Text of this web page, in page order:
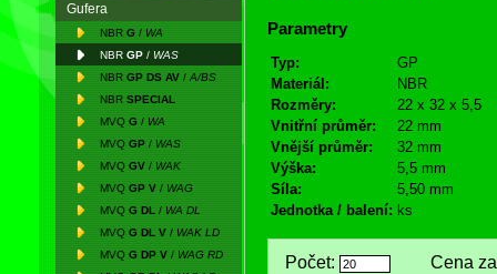
Gufera
NBR G / WA
NBR GP / WAS
NBR GP DS AV / A/BS
NBR SPECIAL
MVQ G / WA
MVQ GP / WAS
MVQ GV / WAK
MVQ GP V / WAG
MVQ G DL / WA DL
MVQ G DL V / WAK LD
MVQ G DP V / WAG RD
Parametry
Typ:
GP
Materiál:
NBR
Rozměry:
22 x 32 x 5,5
Vnitřní průměr:
22 mm
Vnější průměr:
32 mm
Výška:
5,5 mm
Síla:
5,50 mm
Jednotka / balení: ks
Počet: Cena za